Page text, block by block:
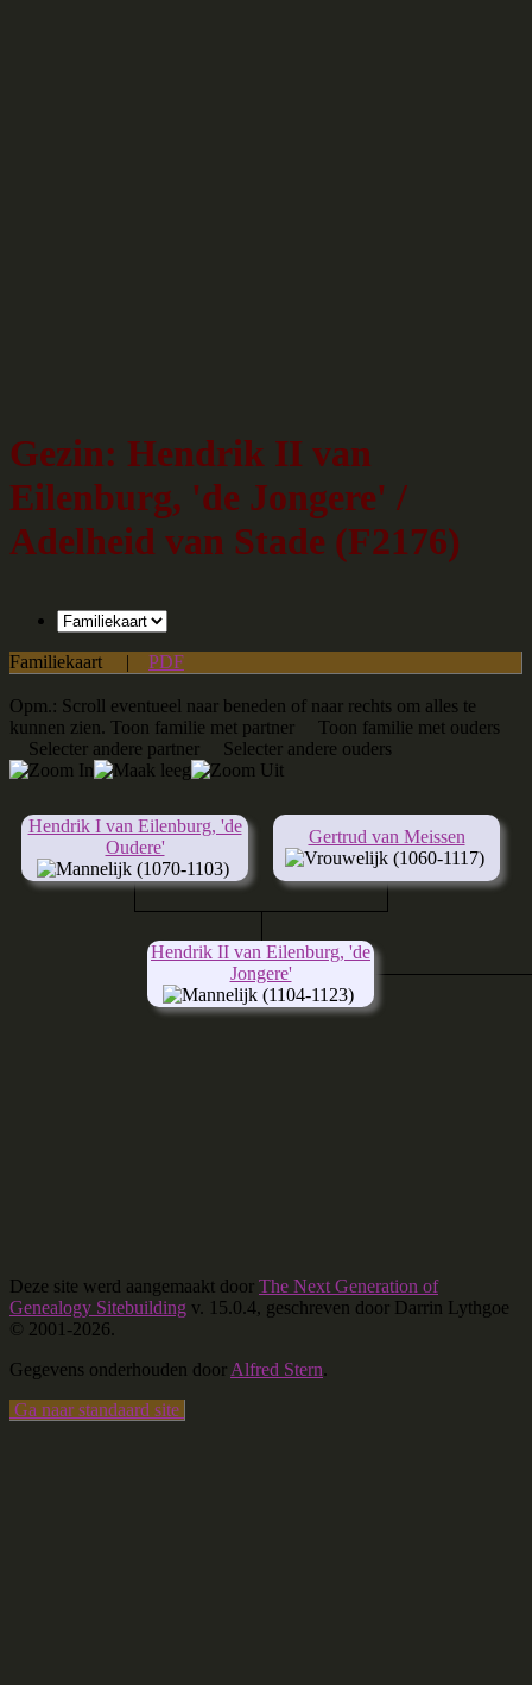
Gezin: Hendrik II van
Eilenburg, 'de Jongere' /
Adelheid van Stade (F2176)
Familiekaart | PDF
Opm.: Scroll eventueel naar beneden of naar rechts om alles te
kunnen zien. Toon familie met partner
Toon familie met ouders
Selecter andere partner
Selecter andere ouders
Hendrik I van Eilenburg, 'de
Oudere'
(1070-1103)
Gertrud van Meissen
(1060-1117)
Hendrik II van Eilenburg, 'de
Jongere'
(1104-1123)
Deze site werd aangemaakt door The Next Generation of
Genealogy Sitebuilding v. 15.0.4, geschreven door Darrin Lythgoe
© 2001-2026.
Gegevens onderhouden doorAlfred Stern.
Ga naar standaard site